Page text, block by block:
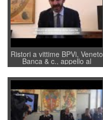
Ristori a vittime BPVi, Veneto
Banca & c., appello al
sottosegretario Alessio
Villarosa: per mettere ordine
convochi con Di Maio CNCU
a supporto della cabina di
regia al Mef